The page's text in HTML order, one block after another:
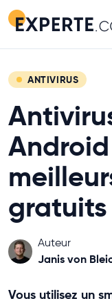
ANTIVIRUS
Android
Auteur
Janis von
Vous utilisez un